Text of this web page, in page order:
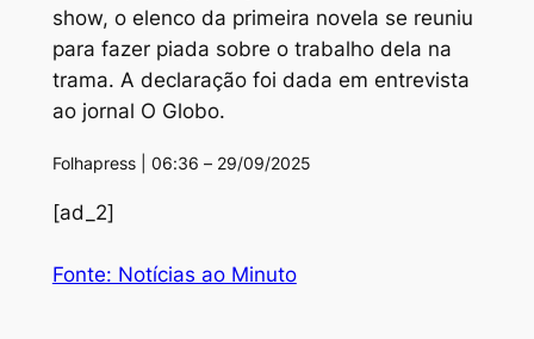
show, o elenco da primeira novela se reuniu
para fazer piada sobre o trabalho dela na
trama. A declaração foi dada em entrevista
ao jornal O Globo.
Folhapress | 06:36 – 29/09/2025
[ad_2]
Fonte: Notícias ao Minuto